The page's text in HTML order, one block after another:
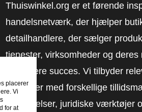
Thuiswinkel.org er et førende
handelsnetværk, der hjælper
detailhandlere, der sælger
tjenester, virksomheder og deres
at få mere succes. Vi tilbyder
løsninger med forskellige
anmeldelser, juridiske værktøjer
placerer
Vi
for at